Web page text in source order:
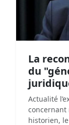
La
du
Actualité
concernant
historien,